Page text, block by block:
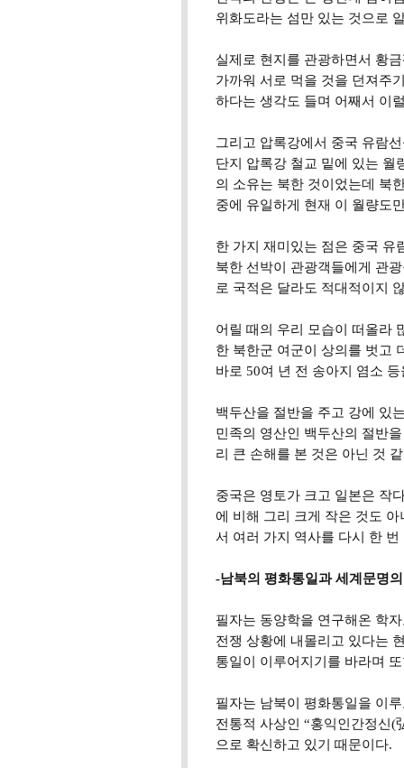
위화도라는 섬만 있는 것으로
실제로 현지를 관광하면서 황
가까워 서로 먹을 것을 던져주
하다는 생각도 들며 어째서 이
그리고 압록강에서 중국 유람
단지 압록강 철교 밑에 있는 월
의 소유는 북한 것이었는데 북
중에 유일하게 현재 이 월량도
한 가지 재미있는 점은 중국 유
북한 선박이 관광객들에게 관
로 국적은 달라도 적대적이지
어릴 때의 우리 모습이 떠올라
한 북한군 여군이 상의를 벗고
바로 50여 년 전 송아지 염소
백두산을 절반을 주고 강에 있
민족의 영산인 백두산의 절반
리 큰 손해를 본 것은 아닌 것
중국은 영토가 크고 일본은 작
에 비해 그리 크게 작은 것도
서 여러 가지 역사를 다시 한
-남북의 평화통일과 세계문명
필자는 동양학을 연구해온 학
전쟁 상황에 내몰리고 있다는
통일이 이루어지기를 바라며
필자는 남북이 평화통일을 이
전통적 사상인 “홍익인간정신(
으로 확신하고 있기 때문이다.